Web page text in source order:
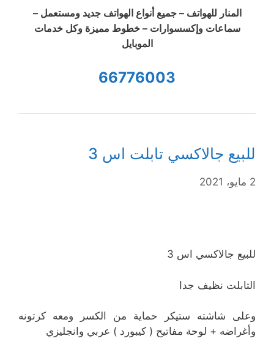
المنار للهواتف – جميع أنواع الهواتف جديد ومستعمل –
سماعات وإكسسوارات – خطوط مميزة وكل خدمات
الموبايل
66776003
للبيع جالاكسي تابلت اس 3
2 مايو، 2021
للبيع جالاكسي اس 3
التابلت نظيف جدا
وعلى شاشته ستيكر حماية من الكسر ومعه كرتونه
وأغراضه + لوحة مفاتيح ( كيبورد ) عربي وانجليزي